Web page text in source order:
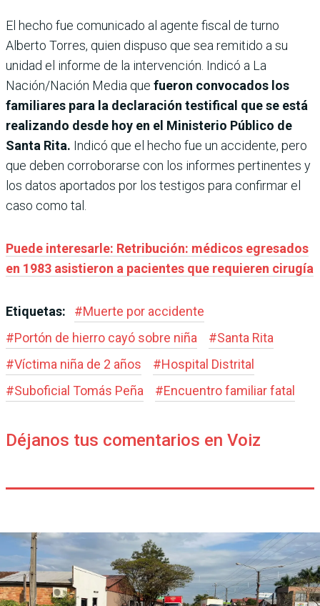
El hecho fue comunicado al agente fiscal de turno
Alberto Torres, quien dispuso que sea remitido a su
unidad el informe de la intervención. Indicó a La
Nación/Nación Media que fueron convocados los
familiares para la declaración testifical que se está
realizando desde hoy en el Ministerio Público de
Santa Rita. Indicó que el hecho fue un accidente, pero
que deben corroborarse con los informes pertinentes y
los datos aportados por los testigos para confirmar el
caso como tal.
Puede interesarle: Retribución: médicos egresados
en 1983 asistieron a pacientes que requieren cirugía
Etiquetas: #Muerte por accidente
#Portón de hierro cayó sobre niña #Santa Rita
#Víctima niña de 2 años #Hospital Distrital
#Suboficial Tomás Peña #Encuentro familiar fatal
Déjanos tus comentarios en Voiz